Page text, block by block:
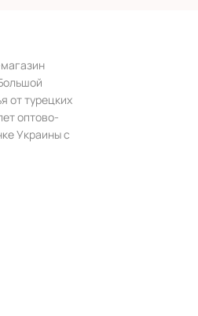
от турецких
оптово-
Украины с